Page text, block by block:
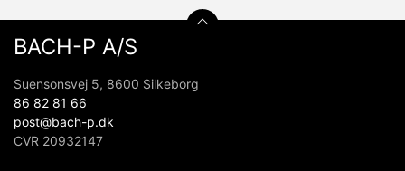
BACH-P A/S
Suensonsvej 5, 8600 Silkeborg
86 82 81 66
post@bach-p.dk
CVR 20932147